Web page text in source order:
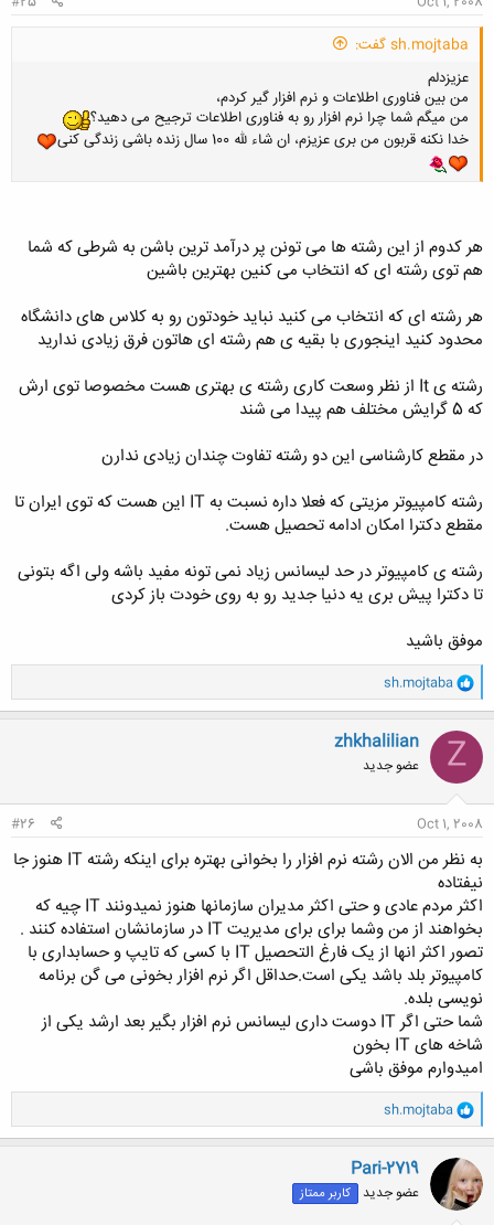
sh.mojtaba گفت:
عزیزدلم
من بین فناوری اطلاعات و نرم افزار گیر کردم،
من میگم شما چرا نرم افزار رو به فناوری اطلاعات ترجیح می دهید؟
خدا نکنه قربون من بری عزیزم، ان شاء لله 100 سال زنده باشی زندگی کنی
هر کدوم از این رشته ها می تونن پر درآمد ترین باشن به شرطی که شما
هم توی رشته ای که انتخاب می کنین بهترین باشین
هر رشته ای که انتخاب می کنید نباید خودتون رو به کلاس های دانشگاه
محدود کنید اینجوری با بقیه ی هم رشته ای هاتون فرق زیادی ندارید
رشته ی It از نظر وسعت کاری رشته ی بهتری هست مخصوصا توی ارش
که 5 گرایش مختلف هم پیدا می شند
در مقطع کارشناسی این دو رشته تفاوت چندان زیادی ندارن
رشته کامپیوتر مزیتی که فعلا داره نسبت به IT این هست که توی ایران تا
مقطع دکترا امکان ادامه تحصیل هست.
رشته ی کامپیوتر در حد لیسانس زیاد نمی تونه مفید باشه ولی اگه بتونی
تا دکترا پیش بری یه دنیا جدید رو به روی خودت باز کردی
موفق باشید
و
ا
ک
ن
ش
ه
ا
sh.mojtaba
Z
zhkhalilian
عضو جدید
Oct 1, 2008
#26
به نظر من الان رشته نرم افزار را بخوانی بهتره برای اینکه رشته IT هنوز جا
نیفتاده
اکثر مردم عادی و حتی اکثر مدیران سازمانها هنوز نمیدونند IT چیه که
بخواهند از من وشما برای برای مدیریت IT در سازمانشان استفاده کنند .
تصور اکثر انها از یک فارغ التحصیل IT با کسی که تایپ و حسابداری با
کامپیوتر بلد باشد یکی است.حداقل اگر نرم افزار بخونی می گن برنامه
نویسی بلده.
شما حتی اگر IT دوست داری لیسانس نرم افزار بگیر بعد ارشد یکی از
شاخه های IT بخون
امیدوارم موفق باشی
و
ا
ک
ن
ش
ه
ا
sh.mojtaba
Pari-2719
عضو جدید کاربر ممتاز